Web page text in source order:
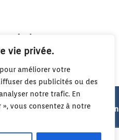
vie privée.
améliorer votre
des publicités ou des
notre trafic. En
vous consentez à notre
la Compagnie de la Panthère
Alpes Auvergne et partout en